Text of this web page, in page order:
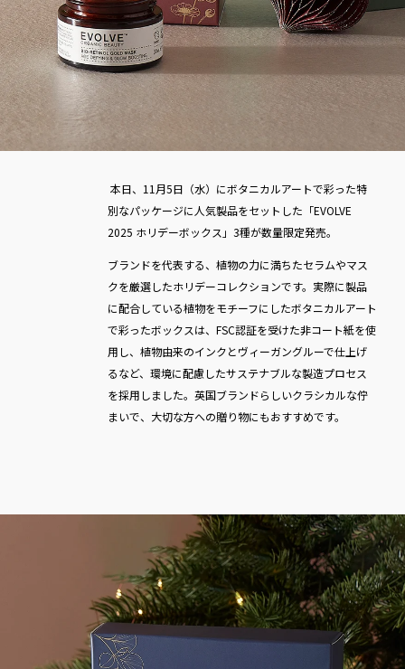
本日、11月5日（水）にボタニカルアートで彩った特
別なパッケージに人気製品をセットした「EVOLVE
2025 ホリデーボックス」3種が数量限定発売。
ブランドを代表する、植物の力に満ちたセラムやマス
クを厳選したホリデーコレクションです。実際に製品
に配合している植物をモチーフにしたボタニカルアート
で彩ったボックスは、FSC認証を受けた非コート紙を使
用し、植物由来のインクとヴィーガングルーで仕上げ
るなど、環境に配慮したサステナブルな製造プロセス
を採用しました。英国ブランドらしいクラシカルな佇
まいで、大切な方への贈り物にもおすすめです。